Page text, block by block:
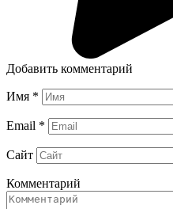
Добавить комментарий
Имя *
Email *
Сайт
Комментарий